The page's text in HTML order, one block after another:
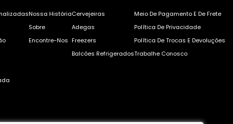
Nossa História
Sobre
Encontre-Nos
Cervejeiras
Adegas
Freezers
Balcões Refrigerados
Meio De Pagamento E De Frete
Política De Privacidade
Política De Trocas E Devoluções
Trabalhe Conosco